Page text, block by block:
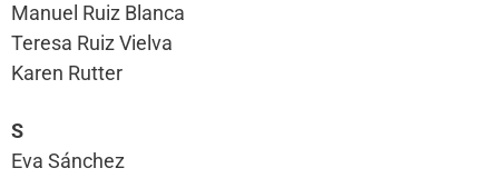
Manuel Ruiz Blanca
Teresa Ruiz Vielva
Karen Rutter
S
Eva Sánchez